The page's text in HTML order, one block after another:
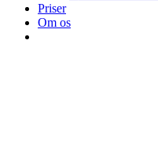
Priser
Om os